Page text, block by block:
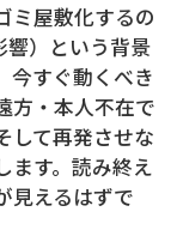
ミ屋敷化するの
響）という背景
今すぐ動くべき
方・本人不在で
して再発させな
ます。読み終え
見えるはずで